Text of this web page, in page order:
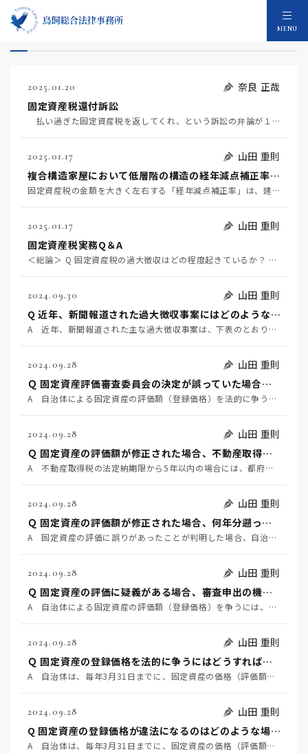
MENU
固定資産税還付のコラム：253件
2025.01.20
奈良 正哉
固定資産税還付訴訟
払い過ぎた固定資産税を返してくれ、という訴訟の弁論が１７日最高裁で行われた。対象の固定資産は複雑な…
2025.01.17
山田 重則
複合構造家屋において低層階の構造の経年減点補正率を適用することは適法か？
固定資産税の金額を大きく左右する「経年減点補正率」は、建物の構造がＳＲＣ造/ＲＣ造なのか、それともＳ…
2025.01.17
山田 重則
固定資産税実務Q＆A
＜総論＞ Q 固定資産税の過大徴収はどの程度起きているか？ Q 近年、新聞報道された過大徴収事案には…
2024.09.30
山田 重則
Q 近年、新聞報道された過大徴収事案にはどのようなものがあるか？
A 近年、新聞報道された主な過大徴収事案は、下表のとおりです。ここから読み取れることは、①過大徴収は…
2024.09.28
山田 重則
Ｑ 固定資産評価審査委員会の決定が誤っていた場合、自治体は賠償責任を負うか？
A 自治体による固定資産の評価額（登録価格）を法的に争うには、まずはその自治体の固定資産評価審査委員…
2024.09.28
山田 重則
Ｑ 固定資産の評価額が修正された場合、不動産取得税は還付されるか？
A 不動産取得税の法定納期限から5年以内の場合には、都府県に申入れをすることで不動産取得税も還付され…
2024.09.28
山田 重則
Ｑ 固定資産の評価額が修正された場合、何年分遡って還付されるか？
A 固定資産の評価に誤りがあったことが判明した場合、自治体はその評価額を修正しなければなりません（地…
2024.09.28
山田 重則
Ｑ 固定資産の評価に疑義がある場合、審査申出の機会を待つほかないか？
A 自治体による固定資産の評価額（登録価格）を争うには、法的には審査申出をする必要があります。しかし…
2024.09.28
山田 重則
Ｑ 固定資産の登録価格を法的に争うにはどうすればよいか？
A 自治体は、毎年3月31日までに、固定資産の価格（評価額）を決定し、これを固定資産課税台帳に登録し…
2024.09.28
山田 重則
Q 固定資産の登録価格が違法になるのはどのような場合か？
A 自治体は、毎年3月31日までに、固定資産の価格（評価額）を決定し、これを固定資産課税台帳に登録し…